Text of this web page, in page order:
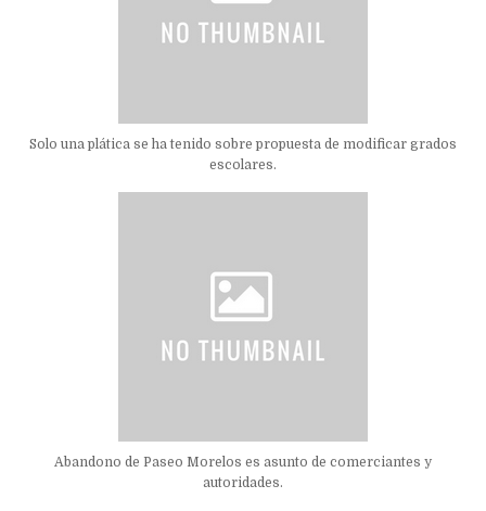
Solo una plática se ha tenido sobre propuesta de modificar grados
escolares.
Abandono de Paseo Morelos es asunto de comerciantes y
autoridades.